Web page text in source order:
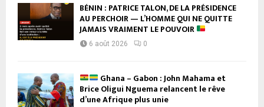
BÉNIN : PATRICE TALON, DE LA PRÉSIDENCE
AU PERCHOIR — L’HOMME QUI NE QUITTE
JAMAIS VRAIMENT LE POUVOIR
6 août 2026 0
Ghana – Gabon : John Mahama et
Brice Oligui Nguema relancent le rêve
d’une Afrique plus unie